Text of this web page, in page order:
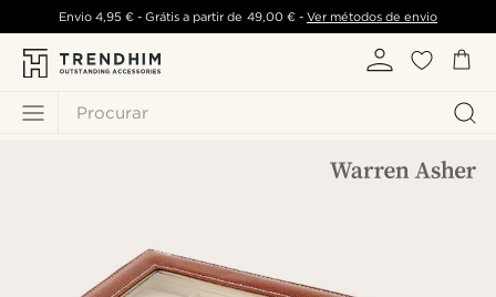
Procurar
Envio 4,95 €- Grátis a partir de 49,00 €- Ver métodos de envio